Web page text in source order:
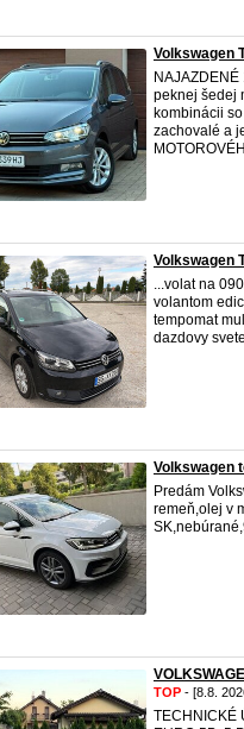
Volkswagen
peknej šedej
kombinácii
zachovalé a
Volkswagen
...volat na
volantom
tempomat
dazdovy
Volkswagen
Predám
remeň,olej v
TOP - [8.8.
TECHNICKÉ